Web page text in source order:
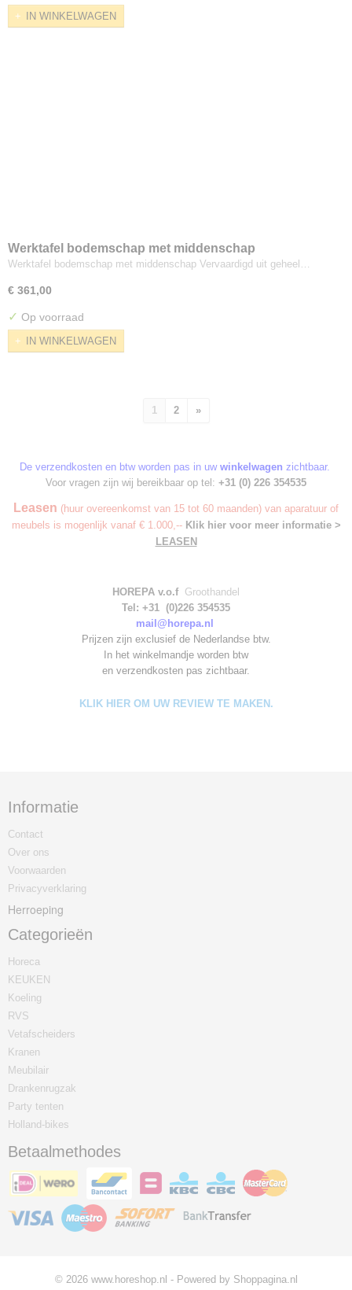
IN WINKELWAGEN
Werktafel bodemschap met middenschap
Werktafel bodemschap met middenschap Vervaardigd uit geheel…
€ 361,00
✓ Op voorraad
IN WINKELWAGEN
1 2 »
De verzendkosten en btw worden pas in uw winkelwagen zichtbaar.
Voor vragen zijn wij bereikbaar op tel: +31 (0) 226 354535
Leasen (huur overeenkomst van 15 tot 60 maanden) van aparatuur of
meubels is mogenlijk vanaf € 1.000,-- Klik hier voor meer informatie >
LEASEN
HOREPA v.o.f Groothandel
Tel: +31 (0)226 354535
mail@horepa.nl
Prijzen zijn exclusief de Nederlandse btw.
In het winkelmandje worden btw
en verzendkosten pas zichtbaar.
KLIK HIER OM UW REVIEW TE MAKEN.
Informatie
Contact
Over ons
Voorwaarden
Privacyverklaring
Herroeping
Categorieën
Horeca
KEUKEN
Koeling
RVS
Vetafscheiders
Kranen
Meubilair
Drankenrugzak
Party tenten
Holland-bikes
Betaalmethodes
© 2026 www.horeshop.nl - Powered by Shoppagina.nl